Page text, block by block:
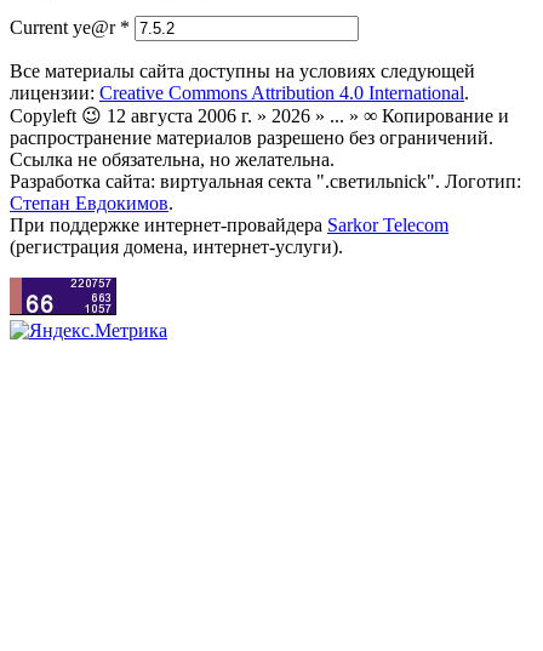
Current ye@r *
Все материалы сайта доступны на условиях следующей
лицензии: Creative Commons Attribution 4.0 International.
Copyleft 😉 12 августа 2006 г. » 2026 » ... » ∞ Копирование и
распространение материалов разрешено без ограничений.
Ссылка не обязательна, но желательна.
Разработка сайта: виртуальная секта ".светильnick". Логотип:
Степан Евдокимов.
При поддержке интернет-провайдера Sarkor Telecom
(регистрация домена, интернет-услуги).